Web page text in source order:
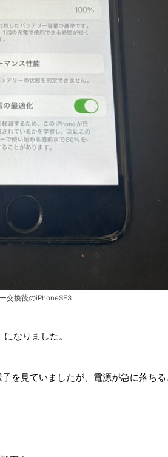
交換後のiPhoneSE3
なりました。
見ていましたが、電源が急に落ちる